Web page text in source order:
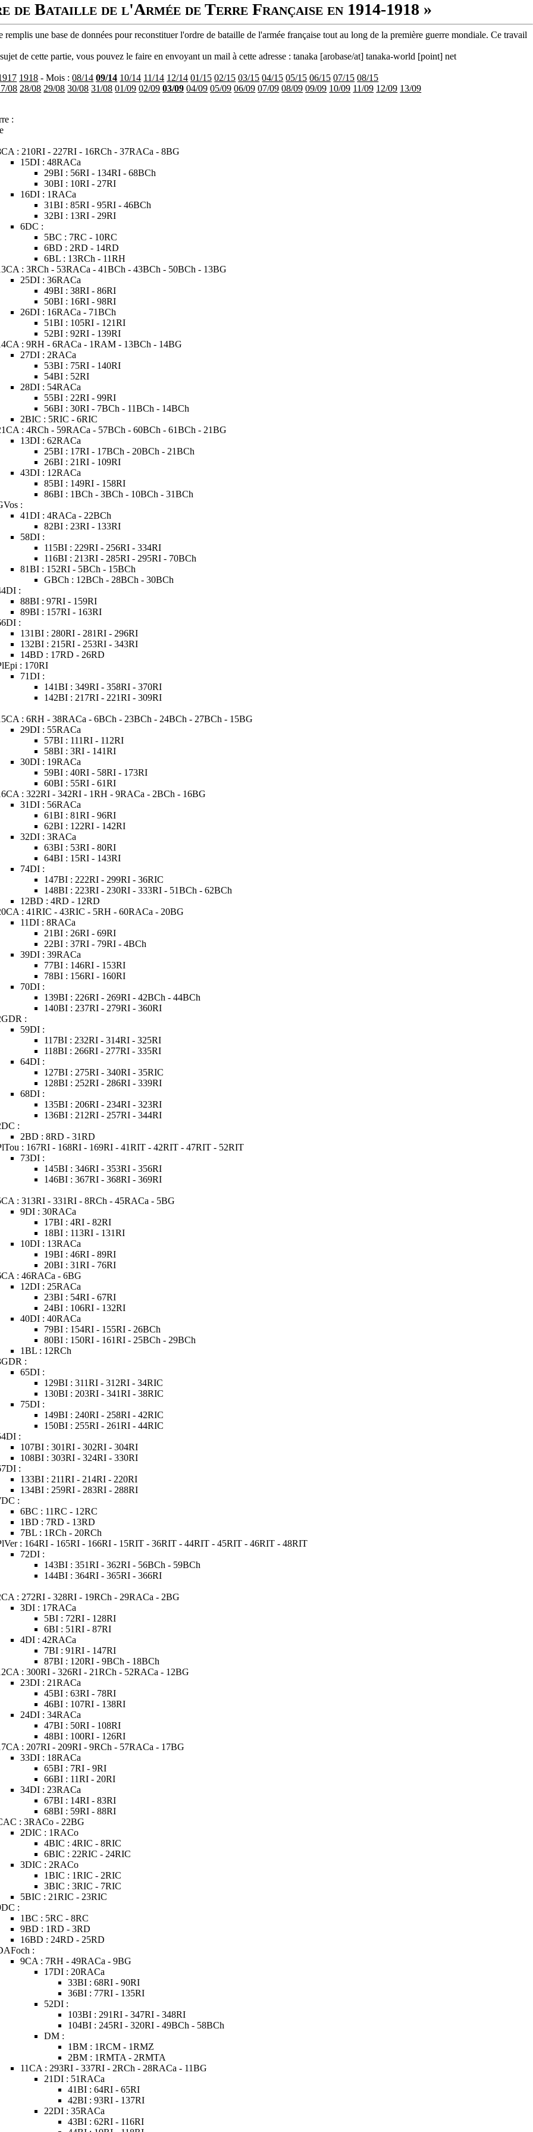
de Bataille de l'Armée de Terre Française en 1914-1918 »
remplis une base de données pour reconstituer l'ordre de bataille de l'armée française tout au long de la première guerre mondiale. Ce travail
de cette partie, vous pouvez le faire en envoyant un mail à cette adresse : tanaka [arobase/at] tanaka-world [point] net
1918 - Mois :08/14 09/14 10/14 11/14 12/14 01/15 02/15 03/15 04/15 05/15 06/15 07/15 08/15
08 28/08 29/08 30/08 31/08 01/09 02/09 03/09 04/09 05/09 06/09 07/09 08/09 09/09 10/09 11/09 12/09 13/09
:
: 210RI - 227RI - 16RCh - 37RACa - 8BG
15DI : 48RACa
29BI : 56RI - 134RI - 68BCh
30BI : 10RI - 27RI
16DI : 1RACa
31BI : 85RI - 95RI - 46BCh
32BI : 13RI - 29RI
6DC :
5BC : 7RC - 10RC
6BD : 2RD - 14RD
6BL : 13RCh - 11RH
: 3RCh - 53RACa - 41BCh - 43BCh - 50BCh - 13BG
25DI : 36RACa
49BI : 38RI - 86RI
50BI : 16RI - 98RI
26DI : 16RACa - 71BCh
51BI : 105RI - 121RI
52BI : 92RI - 139RI
: 9RH - 6RACa - 1RAM - 13BCh - 14BG
27DI : 2RACa
53BI : 75RI - 140RI
54BI : 52RI
28DI : 54RACa
55BI : 22RI - 99RI
56BI : 30RI - 7BCh - 11BCh - 14BCh
2BIC : 5RIC - 6RIC
: 4RCh - 59RACa - 57BCh - 60BCh - 61BCh - 21BG
13DI : 62RACa
25BI : 17RI - 17BCh - 20BCh - 21BCh
26BI : 21RI - 109RI
43DI : 12RACa
85BI : 149RI - 158RI
86BI : 1BCh - 3BCh - 10BCh - 31BCh
:
41DI : 4RACa - 22BCh
82BI : 23RI - 133RI
58DI :
115BI : 229RI - 256RI - 334RI
116BI : 213RI - 285RI - 295RI - 70BCh
81BI : 152RI - 5BCh - 15BCh
GBCh : 12BCh - 28BCh - 30BCh
:
88BI : 97RI - 159RI
89BI : 157RI - 163RI
:
131BI : 280RI - 281RI - 296RI
132BI : 215RI - 253RI - 343RI
14BD : 17RD - 26RD
: 170RI
71DI :
141BI : 349RI - 358RI - 370RI
142BI : 217RI - 221RI - 309RI
: 6RH - 38RACa - 6BCh - 23BCh - 24BCh - 27BCh - 15BG
29DI : 55RACa
57BI : 111RI - 112RI
58BI : 3RI - 141RI
30DI : 19RACa
59BI : 40RI - 58RI - 173RI
60BI : 55RI - 61RI
: 322RI - 342RI - 1RH - 9RACa - 2BCh - 16BG
31DI : 56RACa
61BI : 81RI - 96RI
62BI : 122RI - 142RI
32DI : 3RACa
63BI : 53RI - 80RI
64BI : 15RI - 143RI
74DI :
147BI : 222RI - 299RI - 36RIC
148BI : 223RI - 230RI - 333RI - 51BCh - 62BCh
12BD : 4RD - 12RD
: 41RIC - 43RIC - 5RH - 60RACa - 20BG
11DI : 8RACa
21BI : 26RI - 69RI
22BI : 37RI - 79RI - 4BCh
39DI : 39RACa
77BI : 146RI - 153RI
78BI : 156RI - 160RI
70DI :
139BI : 226RI - 269RI - 42BCh - 44BCh
140BI : 237RI - 279RI - 360RI
:
59DI :
117BI : 232RI - 314RI - 325RI
118BI : 266RI - 277RI - 335RI
64DI :
127BI : 275RI - 340RI - 35RIC
128BI : 252RI - 286RI - 339RI
68DI :
135BI : 206RI - 234RI - 323RI
136BI : 212RI - 257RI - 344RI
:
2BD : 8RD - 31RD
: 167RI - 168RI - 169RI - 41RIT - 42RIT - 47RIT - 52RIT
73DI :
145BI : 346RI - 353RI - 356RI
146BI : 367RI - 368RI - 369RI
: 313RI - 331RI - 8RCh - 45RACa - 5BG
9DI : 30RACa
17BI : 4RI - 82RI
18BI : 113RI - 131RI
10DI : 13RACa
19BI : 46RI - 89RI
20BI : 31RI - 76RI
: 46RACa - 6BG
12DI : 25RACa
23BI : 54RI - 67RI
24BI : 106RI - 132RI
40DI : 40RACa
79BI : 154RI - 155RI - 26BCh
80BI : 150RI - 161RI - 25BCh - 29BCh
1BL : 12RCh
:
65DI :
129BI : 311RI - 312RI - 34RIC
130BI : 203RI - 341RI - 38RIC
75DI :
149BI : 240RI - 258RI - 42RIC
150BI : 255RI - 261RI - 44RIC
:
107BI : 301RI - 302RI - 304RI
108BI : 303RI - 324RI - 330RI
:
133BI : 211RI - 214RI - 220RI
134BI : 259RI - 283RI - 288RI
:
6BC : 11RC - 12RC
1BD : 7RD - 13RD
7BL : 1RCh - 20RCh
: 164RI - 165RI - 166RI - 15RIT - 36RIT - 44RIT - 45RIT - 46RIT - 48RIT
72DI :
143BI : 351RI - 362RI - 56BCh - 59BCh
144BI : 364RI - 365RI - 366RI
: 272RI - 328RI - 19RCh - 29RACa - 2BG
3DI : 17RACa
5BI : 72RI - 128RI
6BI : 51RI - 87RI
4DI : 42RACa
7BI : 91RI - 147RI
87BI : 120RI - 9BCh - 18BCh
: 300RI - 326RI - 21RCh - 52RACa - 12BG
23DI : 21RACa
45BI : 63RI - 78RI
46BI : 107RI - 138RI
24DI : 34RACa
47BI : 50RI - 108RI
48BI : 100RI - 126RI
: 207RI - 209RI - 9RCh - 57RACa - 17BG
33DI : 18RACa
65BI : 7RI - 9RI
66BI : 11RI - 20RI
34DI : 23RACa
67BI : 14RI - 83RI
68BI : 59RI - 88RI
: 3RACo - 22BG
2DIC : 1RACo
4BIC : 4RIC - 8RIC
6BIC : 22RIC - 24RIC
3DIC : 2RACo
1BIC : 1RIC - 2RIC
3BIC : 3RIC - 7RIC
5BIC : 21RIC - 23RIC
:
1BC : 5RC - 8RC
9BD : 1RD - 3RD
16BD : 24RD - 25RD
:
9CA : 7RH - 49RACa - 9BG
17DI : 20RACa
33BI : 68RI - 90RI
36BI : 77RI - 135RI
52DI :
103BI : 291RI - 347RI - 348RI
104BI : 245RI - 320RI - 49BCh - 58BCh
DM :
1BM : 1RCM - 1RMZ
2BM : 1RMTA - 2RMTA
11CA : 293RI - 337RI - 2RCh - 28RACa - 11BG
21DI : 51RACa
41BI : 64RI - 65RI
42BI : 93RI - 137RI
22DI : 35RACa
43BI : 62RI - 116RI